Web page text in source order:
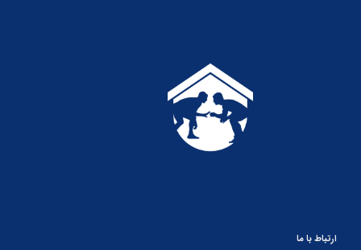
ارتباط با ما